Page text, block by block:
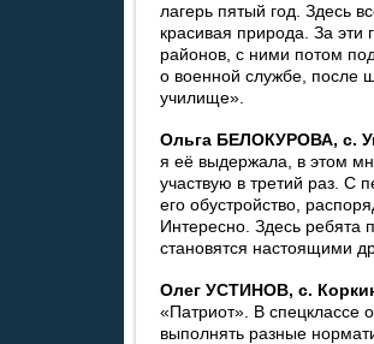
лагерь пятый год. Здесь
красивая природа. За эти
районов, с ними потом
о военной службе, после
училище».
Ольга БЕЛОКУРОВА, с.
я её выдержала, в этом
участвую в третий раз. С
его обустройство,
Интересно. Здесь ребята
становятся настоящими
Олег УСТИНОВ, с.
«Патриот». В спецклассе
выполнять разные